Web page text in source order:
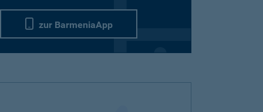
zur BarmeniaApp